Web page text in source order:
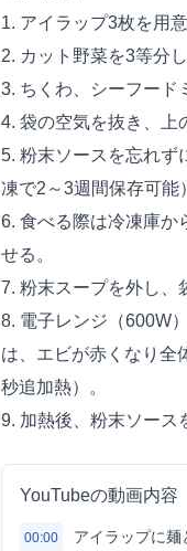
1. アイラップ3枚を用
2. カット野菜を3等分
3. ちくわ、シーフード
4. 袋の空気を抜き、上
5. 粉末ソースを忘れず
凍で2～3週間保存可能）
6. 食べる際は冷凍庫か
せる。
7. 粉末スープを外し、
8. 電子レンジ（600W
は、エビが赤くなり全
秒追加熱）。
9. 加熱後、粉末ソース
YouTubeの動画内容
00:00 アイラップに麺